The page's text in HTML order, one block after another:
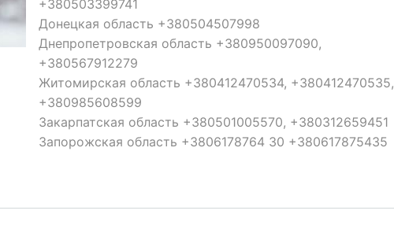
+380503399741
Донецкая область +380504507998
Днепропетровская область +380950097090,
+380567912279
Житомирская область +380412470534, +380412470535,
+380985608599
Закарпатская область +380501005570, +380312659451
Запорожская область +3806178764 30 +380617875435